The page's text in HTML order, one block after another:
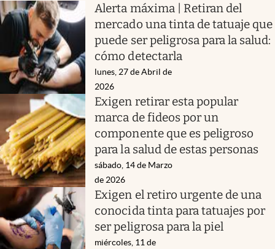
Alerta máxima | Retiran del
mercado una tinta de tatuaje que
puede ser peligrosa para la salud:
cómo detectarla
lunes, 27 de Abril de
2026
Exigen retirar esta popular
marca de fideos por un
componente que es peligroso
para la salud de estas personas
sábado, 14 de Marzo
de 2026
Exigen el retiro urgente de una
conocida tinta para tatuajes por
ser peligrosa para la piel
miércoles, 11 de